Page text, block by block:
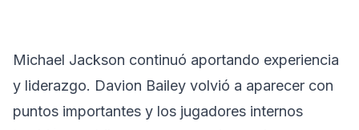
Michael Jackson continuó aportando experiencia
y liderazgo. Davion Bailey volvió a aparecer con
puntos importantes y los jugadores internos